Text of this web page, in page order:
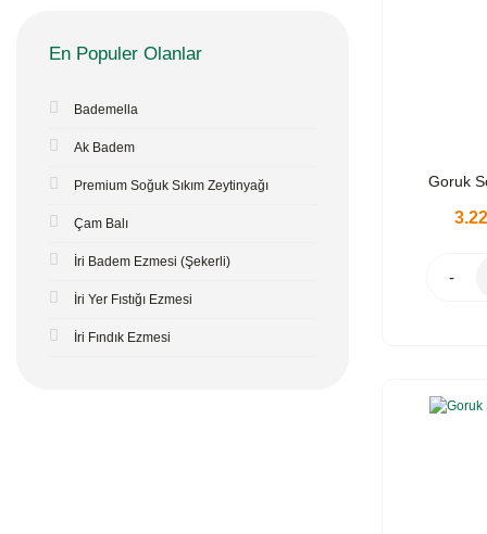
En Populer Olanlar
Bademella
Ak Badem
Premium Soğuk Sıkım Zeytinyağı
Çam Balı
İri Badem Ezmesi (Şekerli)
İri Yer Fıstığı Ezmesi
İri Fındık Ezmesi
Goruk
-